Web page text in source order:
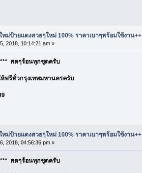
หม่ป้ายแดงสวยๆใหม่ 100% ราคาเบาๆพร้อมใช้งาน++
2018, 10:14:21 am »
สดๆร้อนทุกชุดครับ
ฟรีทั่วกรุงเทพมหานครครับ
หม่ป้ายแดงสวยๆใหม่ 100% ราคาเบาๆพร้อมใช้งาน++
2018, 04:56:36 pm »
สดๆร้อนทุกชุดครับ